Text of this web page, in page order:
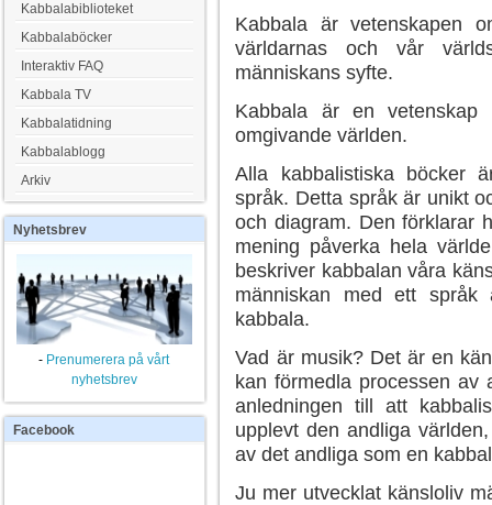
Kabbala är vetenskapen
världarnas och vår
människans syfte.
Kabbala är en
omgivande världen.
Alla kabbalistiska böcker
språk. Detta språk är unikt
och diagram. Den förklarar
mening påverka hela
beskriver kabbalan våra
människan med ett
kabbala.
Vad är musik? Det är en
kan förmedla processen av
anledningen till att
upplevt den andliga
av det andliga som en
Ju mer utvecklat känsloliv
Kabbalabiblioteket
Kabbalaböcker
Interaktiv FAQ
Kabbala TV
Kabbalatidning
Kabbalablogg
Arkiv
Nyhetsbrev
- Prenumerera på vårt
nyhetsbrev
Facebook